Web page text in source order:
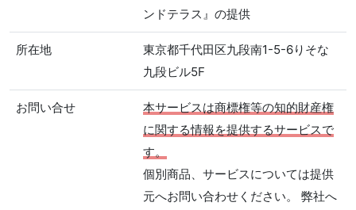
ンドテラス』の提供
所在地
東京都千代田区九段南1-5-6りそな
九段ビル5F
お問い合せ
本サービスは商標権等の知的財産権
に関する情報を提供するサービスで
す。
個別商品、サービスについては提供
元へお問い合わせください。 弊社へ